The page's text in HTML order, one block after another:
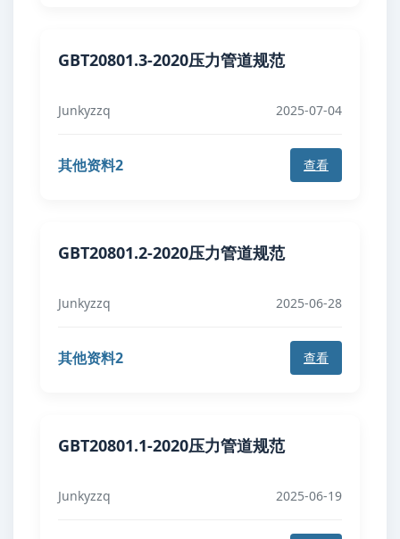
GBT20801.3-2020压力管道规范
Junkyzzq 2025-07-04
其他资料2 查看
GBT20801.2-2020压力管道规范
Junkyzzq 2025-06-28
其他资料2 查看
GBT20801.1-2020压力管道规范
Junkyzzq 2025-06-19